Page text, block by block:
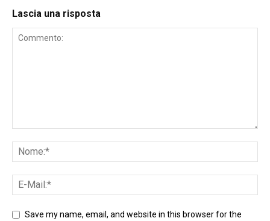
Lascia una risposta
Save my name, email, and website in this browser for the